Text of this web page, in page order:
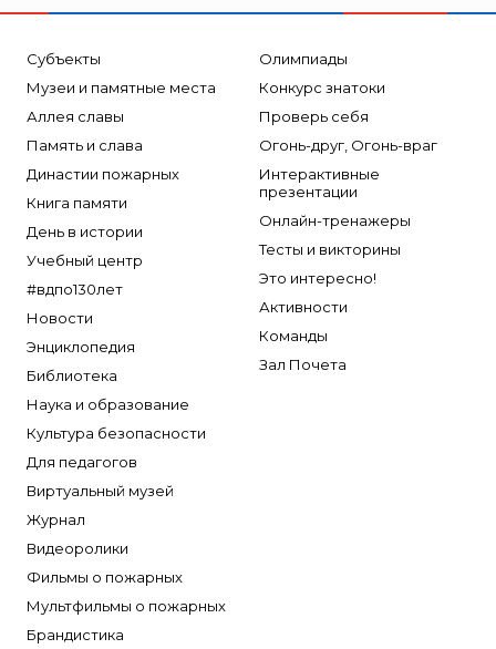
Субъекты
Музеи и памятные места
Аллея славы
Память и слава
Династии пожарных
Книга памяти
День в истории
Учебный центр
#вдпо130лет
Новости
Энциклопедия
Библиотека
Наука и образование
Культура безопасности
Для педагогов
Виртуальный музей
Журнал
Видеоролики
Фильмы о пожарных
Мультфильмы о пожарных
Брандистика
Олимпиады
Конкурс знатоки
Проверь себя
Огонь-друг, Огонь-враг
Интерактивные
презентации
Онлайн-тренажеры
Тесты и викторины
Это интересно!
Активности
Команды
Зал Почета